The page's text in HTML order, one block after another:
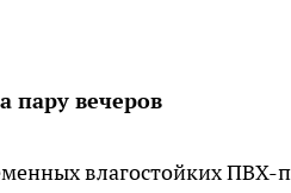
пару вечеров
влагостойких